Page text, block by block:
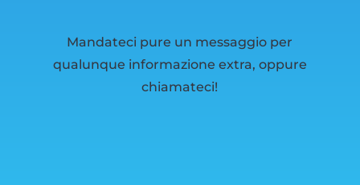
Mandateci pure un messaggio per
qualunque informazione extra, oppure
chiamateci!